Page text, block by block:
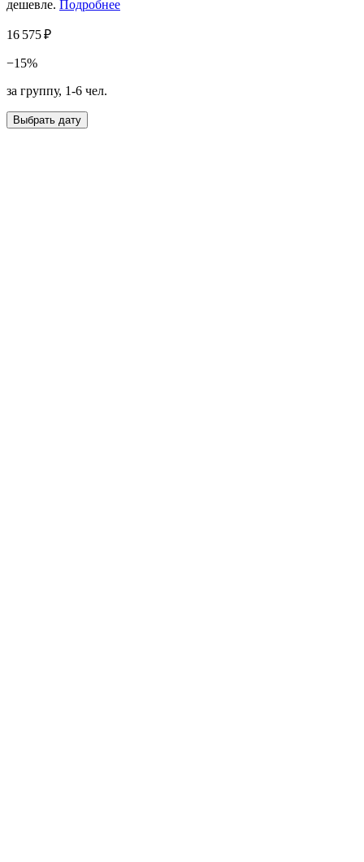
дешевле. Подробнее
16 575 ₽
−15%
за группу, 1-6 чел.
Выбрать дату